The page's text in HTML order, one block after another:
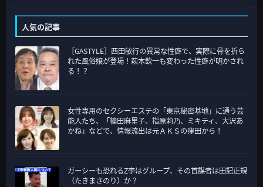
リ
ー
人気の記事
［GASTYLE］西田敏行の異常な性癖で、実際に骨を折ら
れた風俗嬢が登場！萩本欽一も変わった性癖が明かされ
る！？
女性専用のセクシーエステの「東京秘密基地」に通う芸
能人たち、「篠田麻里子、指原莉乃、ミキティ、大沢あ
かね」などで、情報流出は元ＡＫＳの窪田から！
ガーシーも恐れるZ李はグループ、その首謀者は田記正規
（たきまさのり）か？